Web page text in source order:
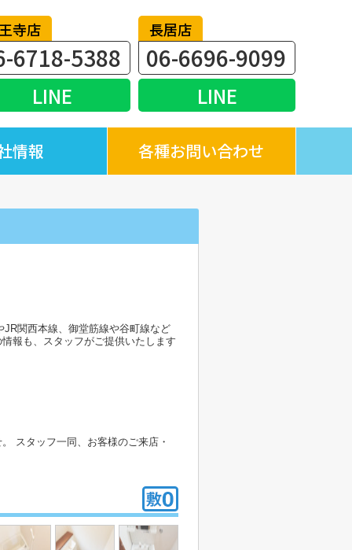
寺店
6718-5388
LINE
長居店
06-6696-9099
LINE
情報 各種お問い合わせ
関西本線、御堂筋線や谷町線など
報も、スタッフがご提供いたします
スタッフ一同、お客様のご来店・